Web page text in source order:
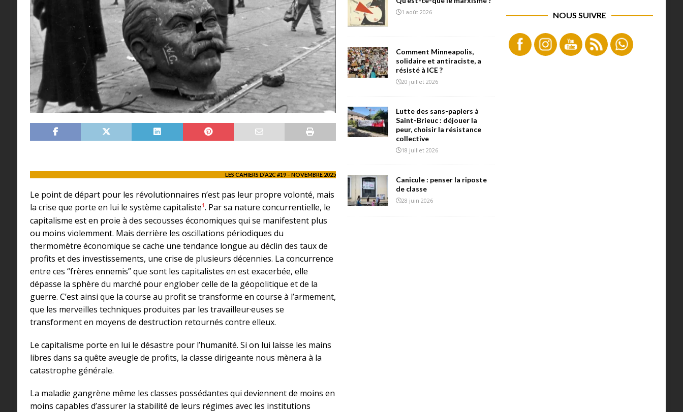
LES CAHIERS D’A2C #19 – NOVEMBRE 2025
Le point de départ pour les révolutionnaires n’est pas leur propre volonté, mais
la crise que porte en lui le système capitaliste1. Par sa nature concurrentielle, le
capitalisme est en proie à des secousses économiques qui se manifestent plus
ou moins violemment. Mais derrière les oscillations périodiques du
thermomètre économique se cache une tendance longue au déclin des taux de
profits et des investissements, une crise de plusieurs décennies. La concurrence
entre ces “frères ennemis” que sont les capitalistes en est exacerbée, elle
dépasse la sphère du marché pour englober celle de la géopolitique et de la
guerre. C’est ainsi que la course au profit se transforme en course à l’armement,
que les merveilles techniques produites par les travailleur·euses se
transforment en moyens de destruction retournés contre elleux.
Le capitalisme porte en lui le désastre pour l’humanité. Si on lui laisse les mains
libres dans sa quête aveugle de profits, la classe dirigeante nous mènera à la
catastrophe générale.
La maladie gangrène même les classes possédantes qui deviennent de moins en
moins capables d’assurer la stabilité de leurs régimes avec les institutions
1 août 2026
Comment Minneapolis,
solidaire et antiraciste, a
résisté à ICE ?
20 juillet 2026
Lutte des sans-papiers à
Saint-Brieuc : déjouer la
peur, choisir la résistance
collective
18 juillet 2026
Canicule : penser la riposte
de classe
28 juin 2026
NOUS SUIVRE